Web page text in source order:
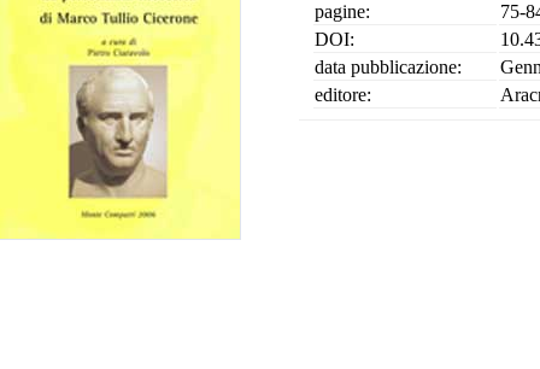
pagine:
75-
DOI:
data pubblicazione:
editore: